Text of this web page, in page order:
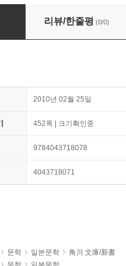
리뷰/한줄평 (0/0)
2010년 02월 25일
452쪽 | 크기확인중
9784043718078
4043718071
문학 일본문학
角川 文庫/新書